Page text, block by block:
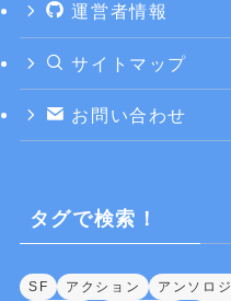
運営者情報
サイトマップ
お問い合わせ
タグで検索！
SF アクション アンソロ